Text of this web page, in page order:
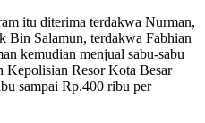
itu diterima terdakwa Nurman,
Bin Salamun, terdakwa Fabhian
kemudian menjual sabu-sabu
Kepolisian Resor Kota Besar
sampai Rp.400 ribu per